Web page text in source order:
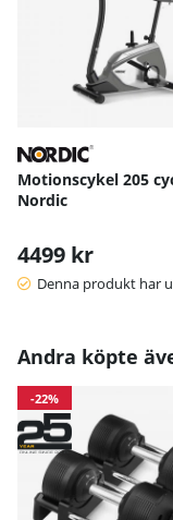
Handskens längd
Handskens bredd
Handskens längd -
Handskens bred -
Motionscykel 205
Nordic
4499 kr
Denna produkt har
Andra köpte
-22%